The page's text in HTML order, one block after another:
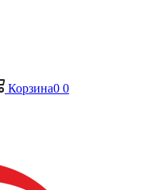
Корзина0 0